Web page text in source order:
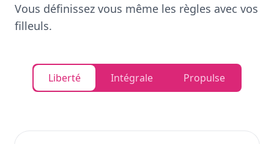
Vous définissez vous même les règles avec vos
filleuls.
Liberté Intégrale Propulse